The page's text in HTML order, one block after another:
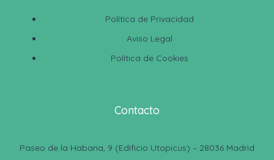
Política de Privacidad
Aviso Legal
Política de Cookies
Contacto
Paseo de la Habana, 9 (Edificio Utopicus) – 28036 Madrid